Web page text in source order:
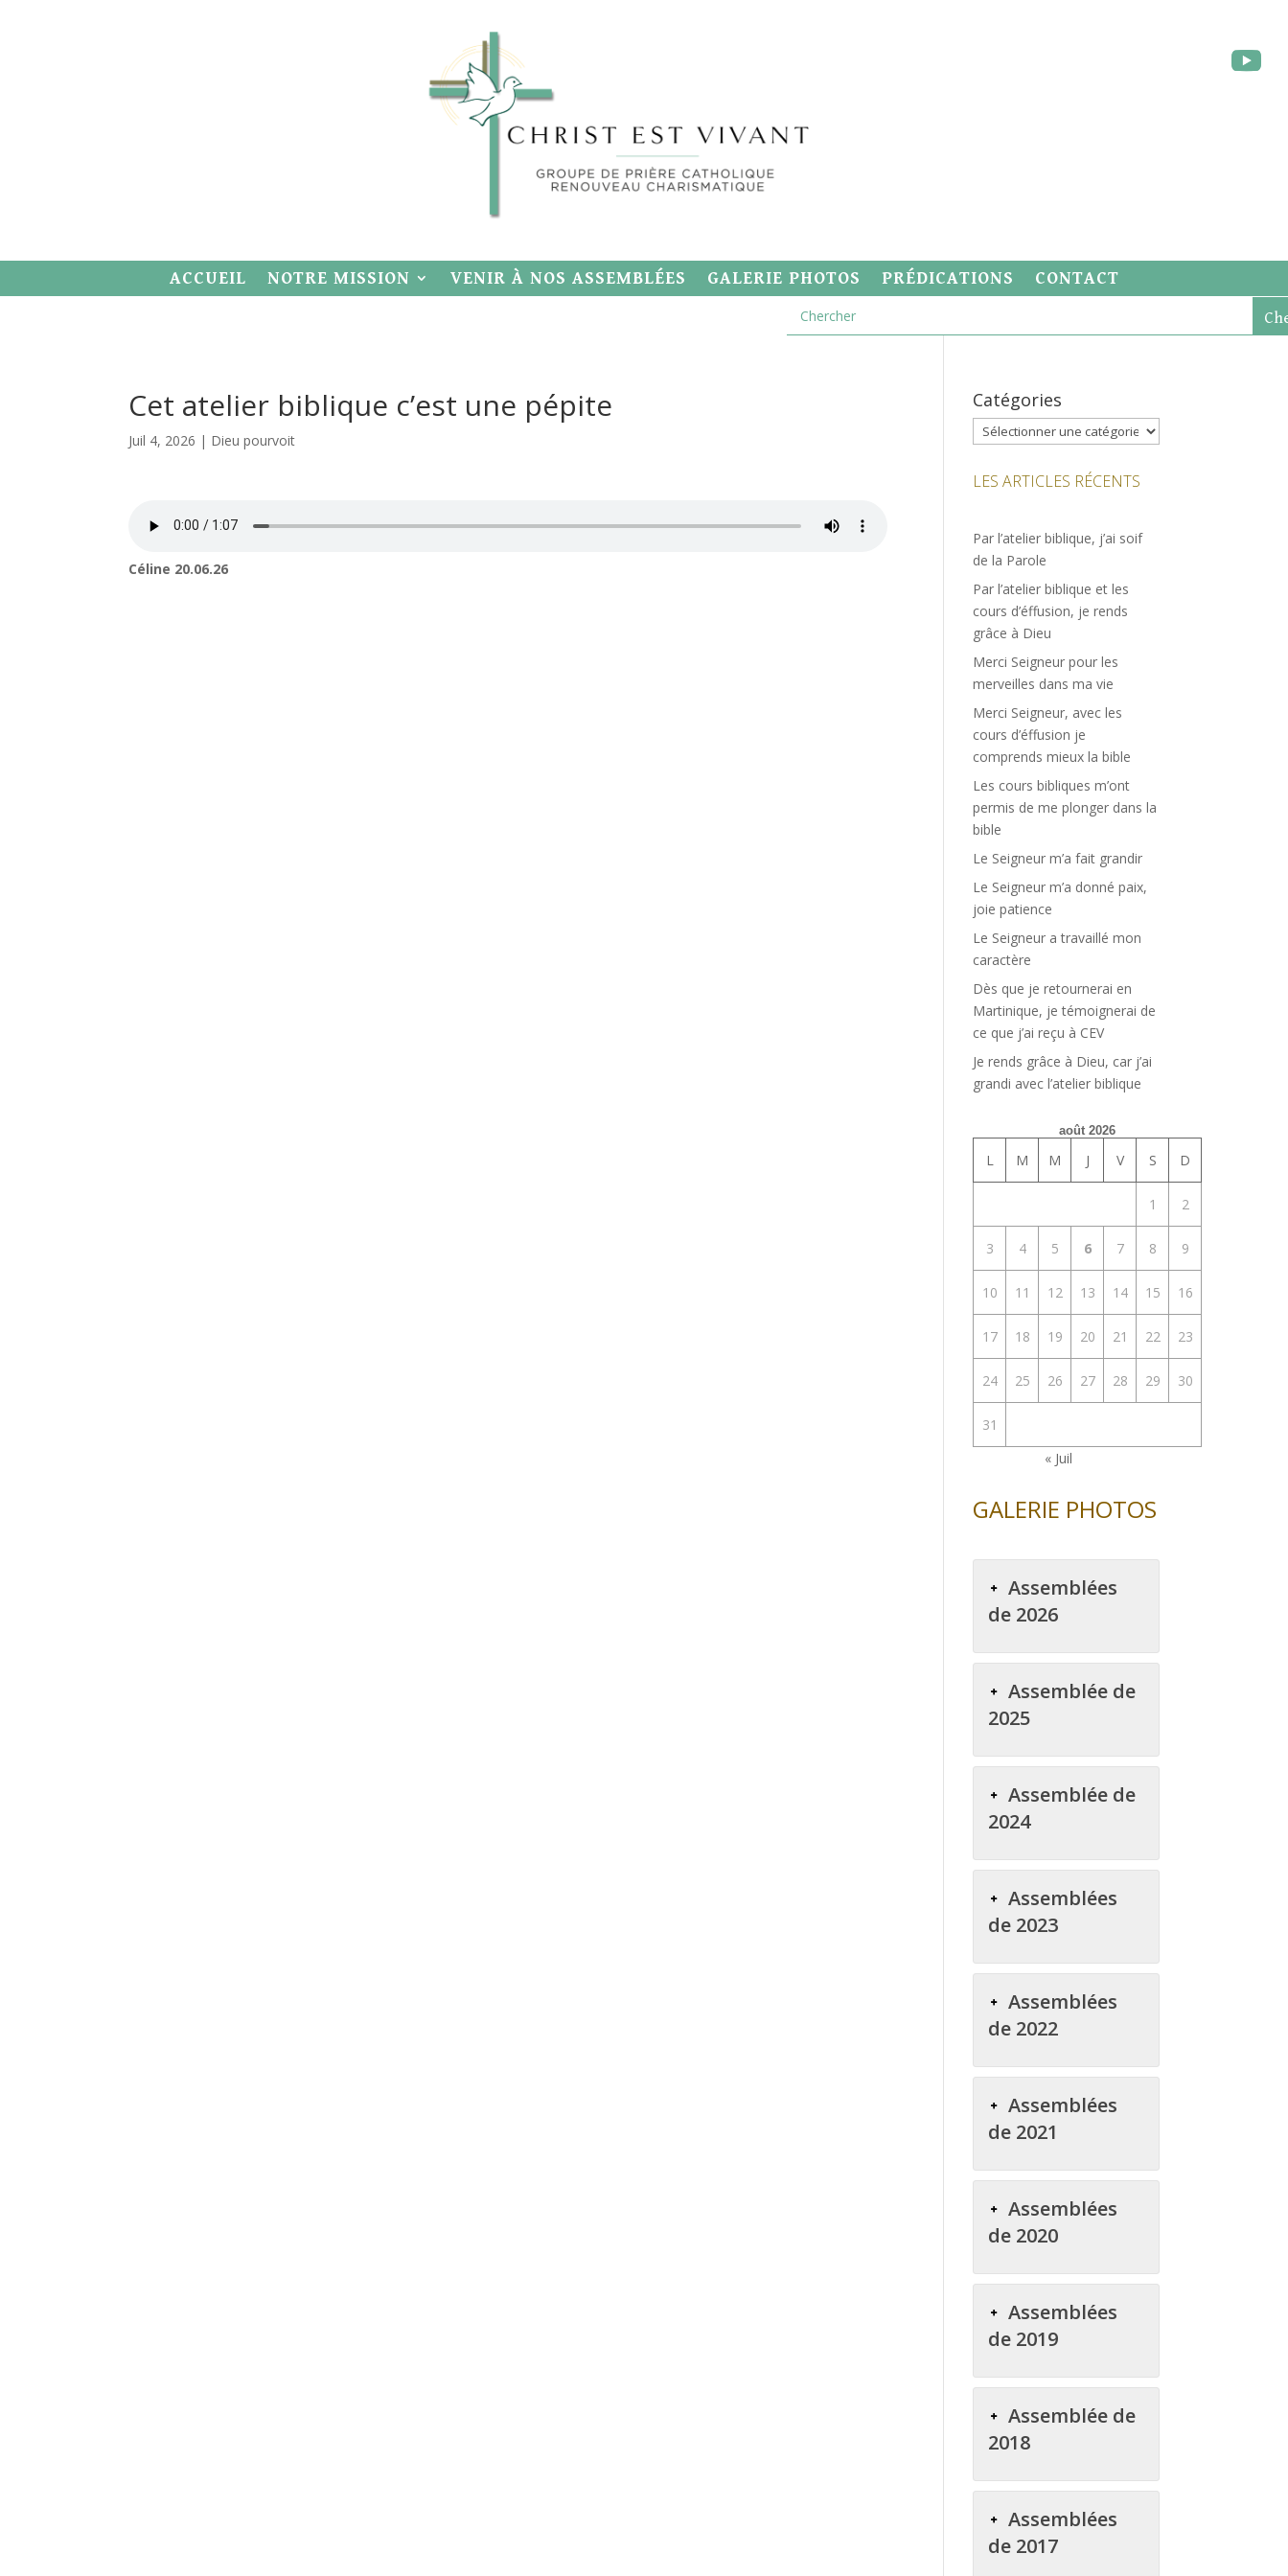
ACCUEIL NOTRE MISSION VENIR À NOS ASSEMBLÉES GALERIE PHOTOS PRÉDICATIONS CONTACT
Cet atelier biblique c’est une pépite
Juil 4, 2026 | Dieu pourvoit
Céline 20.06.26
Catégories
Catégories
LES ARTICLES RÉCENTS
Par l’atelier biblique, j’ai soif
de la Parole
Par l’atelier biblique et les
cours d’éffusion, je rends
grâce à Dieu
Merci Seigneur pour les
merveilles dans ma vie
Merci Seigneur, avec les
cours d’éffusion je
comprends mieux la bible
Les cours bibliques m’ont
permis de me plonger dans la
bible
Le Seigneur m’a fait grandir
Le Seigneur m’a donné paix,
joie patience
Le Seigneur a travaillé mon
caractère
Dès que je retournerai en
Martinique, je témoignerai de
ce que j’ai reçu à CEV
Je rends grâce à Dieu, car j’ai
grandi avec l’atelier biblique
août 2026
L M M J V S D
1 2
3 4 5 6 7 8 9
10 11 12 13 14 15 16
17 18 19 20 21 22 23
24 25 26 27 28 29 30
31
« Juil
GALERIE PHOTOS
Assemblées
de 2026
Assemblée de
2025
Assemblée de
2024
Assemblées
de 2023
Assemblées
de 2022
Assemblées
de 2021
Assemblées
de 2020
Assemblées
de 2019
Assemblée de
2018
Assemblées
de 2017